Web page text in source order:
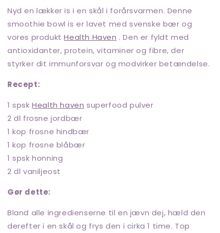
Nyd en lækker is i en skål i forårsvarmen. Denne
smoothie bowl is er lavet med svenske bær og
vores produktHealth Haven . Den er fyldt med
antioxidanter, protein, vitaminer og fibre, der
styrker dit immunforsvar og modvirker betændelse.
Recept:
1 spskHealth haven superfood pulver
2 dl frosne jordbær
1 kop frosne hindbær
1 kop frosne blåbær
1 spsk honning
2 dl vaniljeost
Gør dette:
Bland alle ingredienserne til en jævn dej, hæld den
derefter i en skål og frys den i cirka 1 time. Top